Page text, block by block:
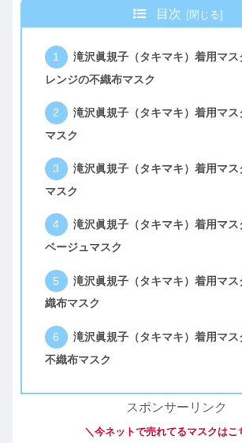
目次
滝沢眞規子（タキマキ）着用マ
レンジの不織布マスク
滝沢眞規子（タキマキ）着用マ
マスク
滝沢眞規子（タキマキ）着用マ
マスク
滝沢眞規子（タキマキ）着用マ
ベージュマスク
滝沢眞規子（タキマキ）着用マ
織布マスク
滝沢眞規子（タキマキ）着用マ
不織布マスク
スポンサーリンク
＼今ネットで売れてるマスクはこ